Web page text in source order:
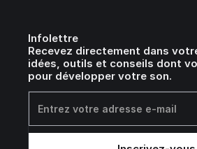
Infolettre
Recevez directement dans
idées, outils et conseils dont
pour développer votre son.